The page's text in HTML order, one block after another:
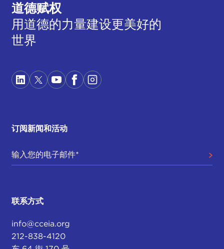
道德赋权
用道德的力量建设更美好的
世界
订阅新闻和活动
联系方式
info@cceia.org
212-838-4120